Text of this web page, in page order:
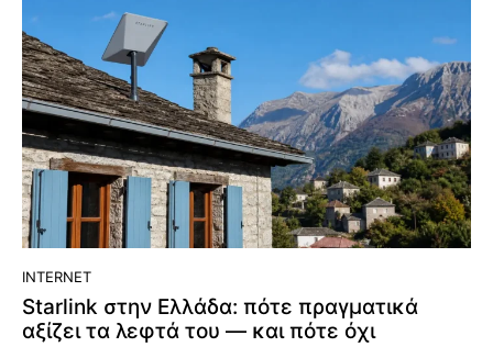
INTERNET
Starlink στην Ελλάδα: πότε πραγματικά
αξίζει τα λεφτά του — και πότε όχι